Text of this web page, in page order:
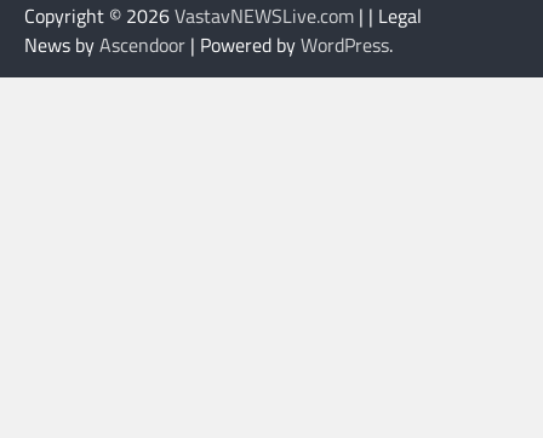
Copyright © 2026VastavNEWSLive.com | | Legal
News byAscendoor | Powered byWordPress.